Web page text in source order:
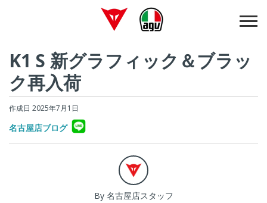
K1 S 新グラフィック＆ブラッ
ク再入荷
作成日 2025年7月1日
名古屋店ブログ
By 名古屋店スタッフ